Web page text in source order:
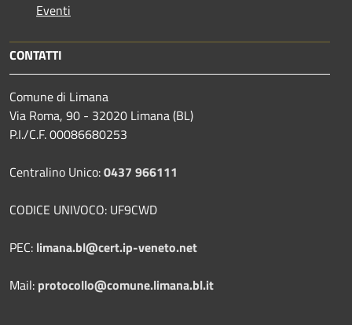
Eventi
CONTATTI
Comune di Limana
Via Roma, 90 - 32020 Limana (BL)
P.I./C.F. 00086680253
Centralino Unico:0437 966111
CODICE UNIVOCO: UF9CWD
PEC: limana.bl@cert.ip-veneto.net
Mail: protocollo@comune.limana.bl.it